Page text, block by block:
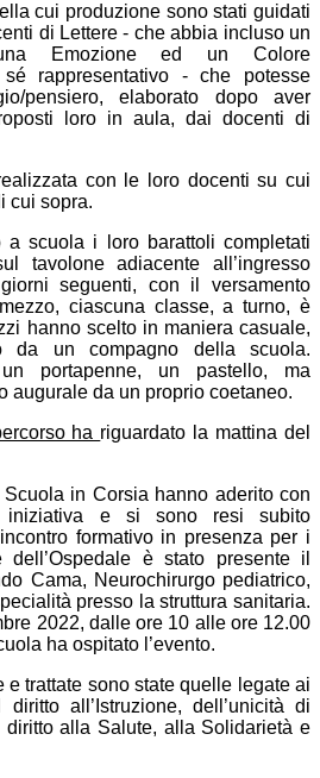
cui produzione sono stati guidati
di Lettere - che abbia incluso un
Emozione ed un Colore
rappresentativo - che potesse
pensiero, elaborato dopo aver
loro in aula, dai docenti di
con le loro docenti su cui
cui sopra.
a scuola i loro barattoli completati
tavolone adiacente all’ingresso
seguenti, con il versamento
ciascuna classe, a turno, è
hanno scelto in maniera casuale,
da un compagno della scuola.
portapenne, un pastello, ma
augurale da un proprio coetaneo.
ha riguardato la mattina del
Scuola in Corsia hanno aderito con
iniziativa e si sono resi subito
formativo in presenza per i
è stato presente il
Cama, Neurochirurgo pediatrico,
presso la struttura sanitaria.
2022, dalle ore 10 alle ore 12.00
ha ospitato l’evento.
e trattate sono state quelle legate ai
all’Istruzione, dell’unicità di
alla Salute, alla Solidarietà e